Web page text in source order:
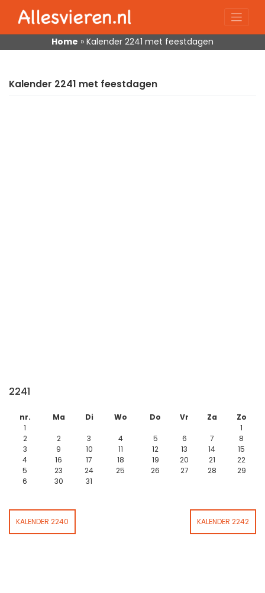
content
Home » Kalender 2241 met feestdagen
Kalender 2241 met feestdagen
2241
nr. Ma Di Wo Do Vr Za
Zo
1
1
2
2 3 4 5 6 7
8
3
9 10 11 12 13 14
15
4
16 17 18 19 20 21
22
5
23 24 25 26 27 28
29
6
30 31
KALENDER 2240 KALENDER 2242